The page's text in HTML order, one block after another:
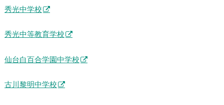
秀光中学校
秀光中等教育学校
仙台白百合学園中学校
古川黎明中学校